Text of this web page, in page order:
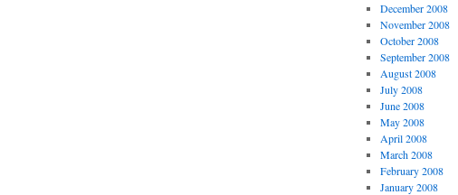
December 2008
November 2008
October 2008
September 2008
August 2008
July 2008
June 2008
May 2008
April 2008
March 2008
February 2008
January 2008